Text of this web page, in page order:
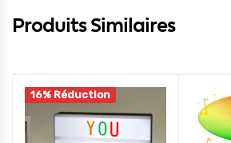
Produits Similaires
16% Réduction